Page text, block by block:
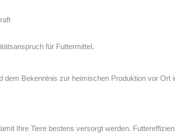
für Futtermittel.
Bekenntnis zur heimischen Produktion vor
Ihre Tiere bestens versorgt werden.